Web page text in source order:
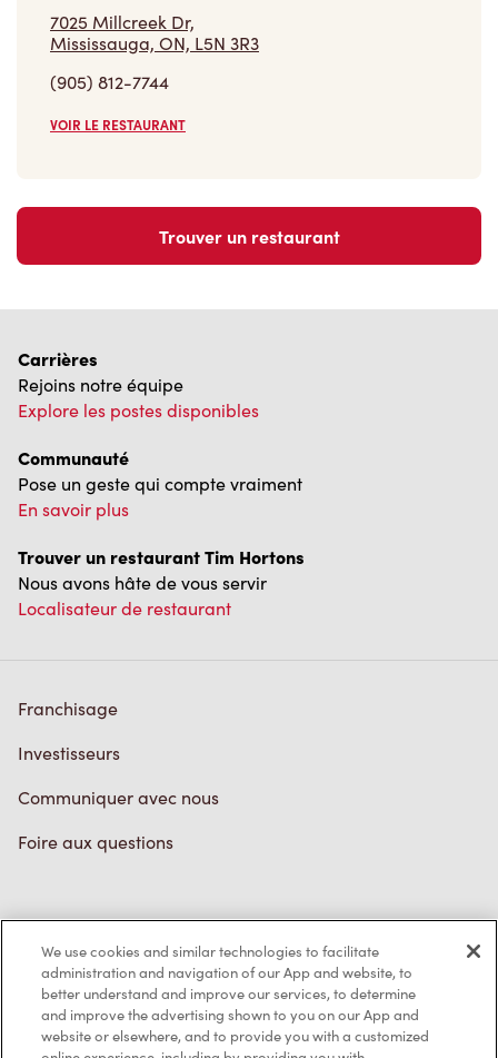
7025 Millcreek Dr,
Mississauga, ON, L5N 3R3
(905) 812-7744
VOIR LE RESTAURANT
Trouver un restaurant
Carrières
Rejoins notre équipe
Explore les postes disponibles
Communauté
Pose un geste qui compte vraiment
En savoir plus
Trouver un restaurant Tim Hortons
Nous avons hâte de vous servir
Localisateur de restaurant
Franchisage
Investisseurs
Communiquer avec nous
Foire aux questions
Politique de confidentialité
Conditions de service
Marques de commerce
We use cookies and similar technologies to facilitate
administration and navigation of our App and website, to
better understand and improve our services, to determine
and improve the advertising shown to you on our App and
website or elsewhere, and to provide you with a customized